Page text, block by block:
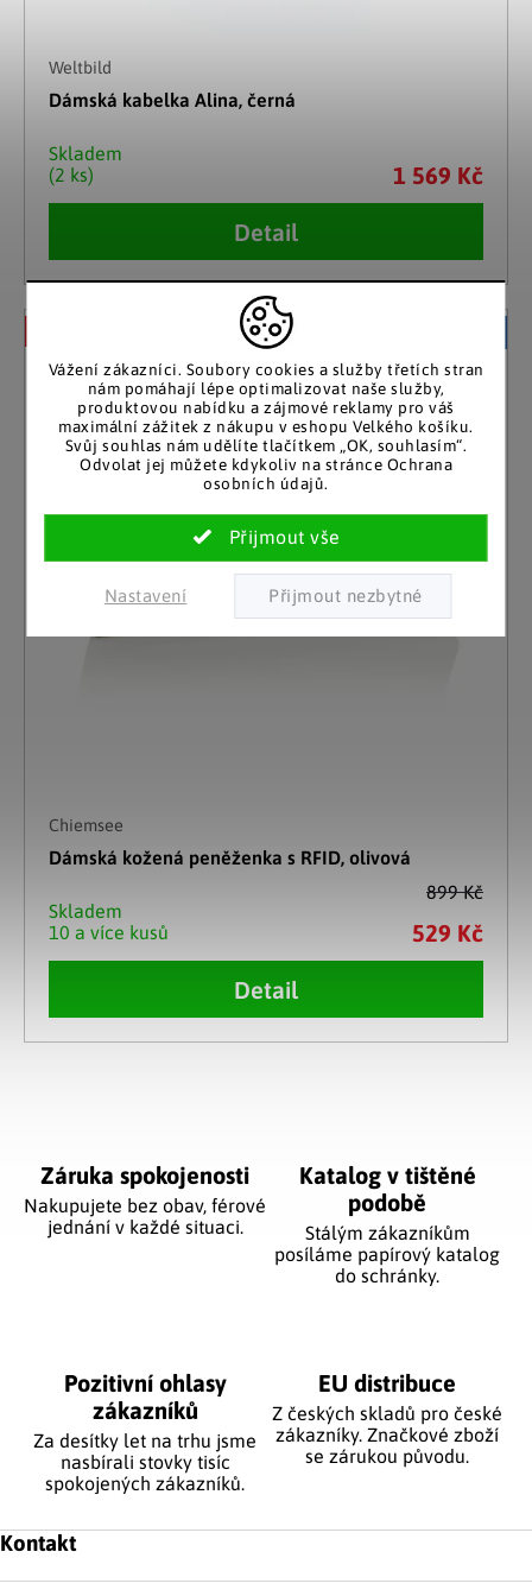
Vážení zákazníci. Soubory cookies a služby třetích stran
nám pomáhají lépe optimalizovat naše služby,
produktovou nabídku a zájmové reklamy pro váš
maximální zážitek z nákupu v eshopu Velkého košíku.
Svůj souhlas nám udělíte tlačítkem „OK, souhlasím“.
Odvolat jej můžete kdykoliv na stránce Ochrana
osobních údajů.
Nastavení
Weltbild
Dámská kabelka Alina, černá
Skladem
(2 ks)
1 569 Kč
Detail
899 Kč
Chiemsee
Dámská kožená peněženka s RFID, olivová
Skladem
10 a více kusů
529 Kč
Detail
Záruka spokojenosti
Nakupujete bez obav, férové
jednání v každé situaci.
Katalog v tištěné
podobě
Stálým zákazníkům
posíláme papírový katalog
do schránky.
Pozitivní ohlasy
zákazníků
Za desítky let na trhu jsme
nasbírali stovky tisíc
spokojených zákazníků.
EU distribuce
Z českých skladů pro české
zákazníky. Značkové zboží
se zárukou původu.
Zápatí
Kontakt